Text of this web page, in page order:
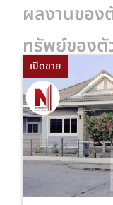
ผลงานของ
ทรัพย์ของ
เปิดขาย